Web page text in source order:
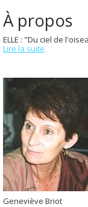
À propos
ELLE : "Du ciel de
Lire la suite
Geneviève Briot